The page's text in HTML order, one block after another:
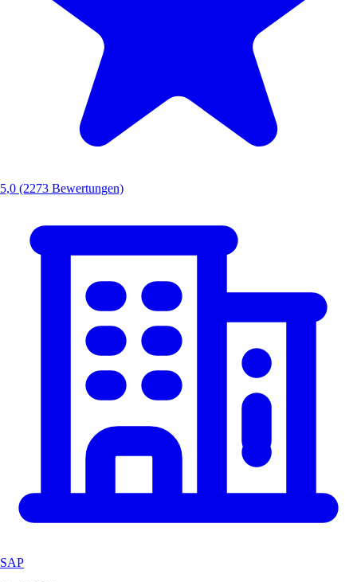
5,0 (2273 Bewertungen)
SAP